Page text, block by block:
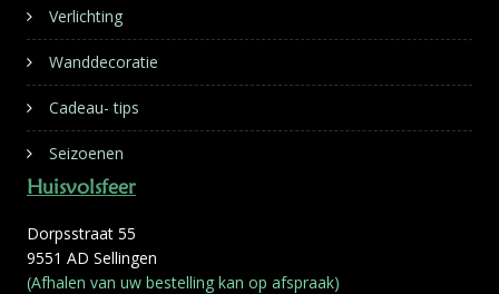
Verlichting
Wanddecoratie
Cadeau- tips
Seizoenen
Huisvolsfeer
Dorpsstraat 55
9551 AD Sellingen
(Afhalen van uw bestelling kan op afspraak)